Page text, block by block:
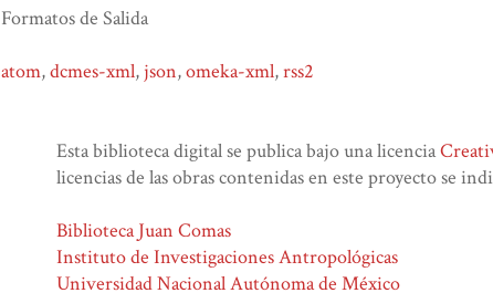
Formatos de Salida
atom,dcmes-xml, json,omeka-xml,rss2
Esta biblioteca digital se publica bajo una licencia
licencias de las obras contenidas en este proyecto se
Biblioteca Juan Comas
Instituto de Investigaciones Antropológicas
Universidad Nacional Autónoma de México